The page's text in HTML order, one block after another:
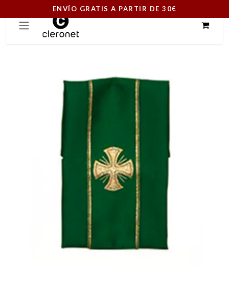
Ir al contenidoENVÍO GRATIS A PARTIR DE 30€